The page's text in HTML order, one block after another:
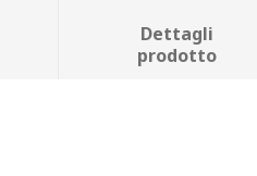
Dettagli
prodotto